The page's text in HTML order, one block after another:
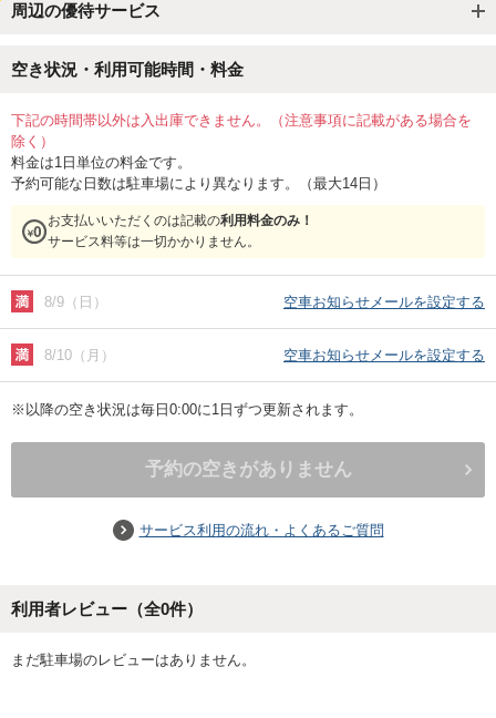
周辺の優待サービス
空き状況・利用可能時間・料金
下記の時間帯以外は入出庫できません。（注意事項に記載がある場合を
除く）
料金は1日単位の料金です。
予約可能な日数は駐車場により異なります。（最大14日）
お支払いいただくのは記載の利用料金のみ！
サービス料等は一切かかりません。
8/9（日） 空車お知らせメールを設定する
8/10（月） 空車お知らせメールを設定する
※以降の空き状況は毎日0:00に1日ずつ更新されます。
予約の空きがありません
サービス利用の流れ・よくあるご質問
利用者レビュー（全0件）
まだ駐車場のレビューはありません。